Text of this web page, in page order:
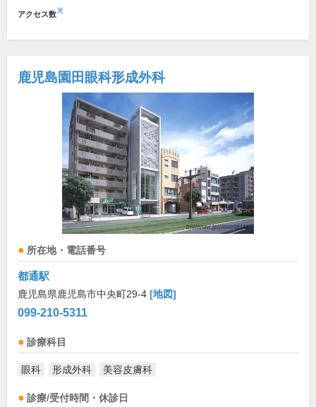
アクセス数※
鹿児島園田眼科形成外科
所在地・電話番号
都通駅
鹿児島県鹿児島市中央町29-4 [地図]
099-210-5311
診療科目
眼科 形成外科 美容皮膚科
診療/受付時間・休診日